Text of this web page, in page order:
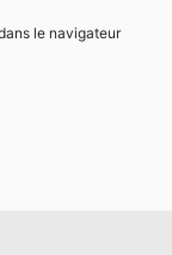
le navigateur